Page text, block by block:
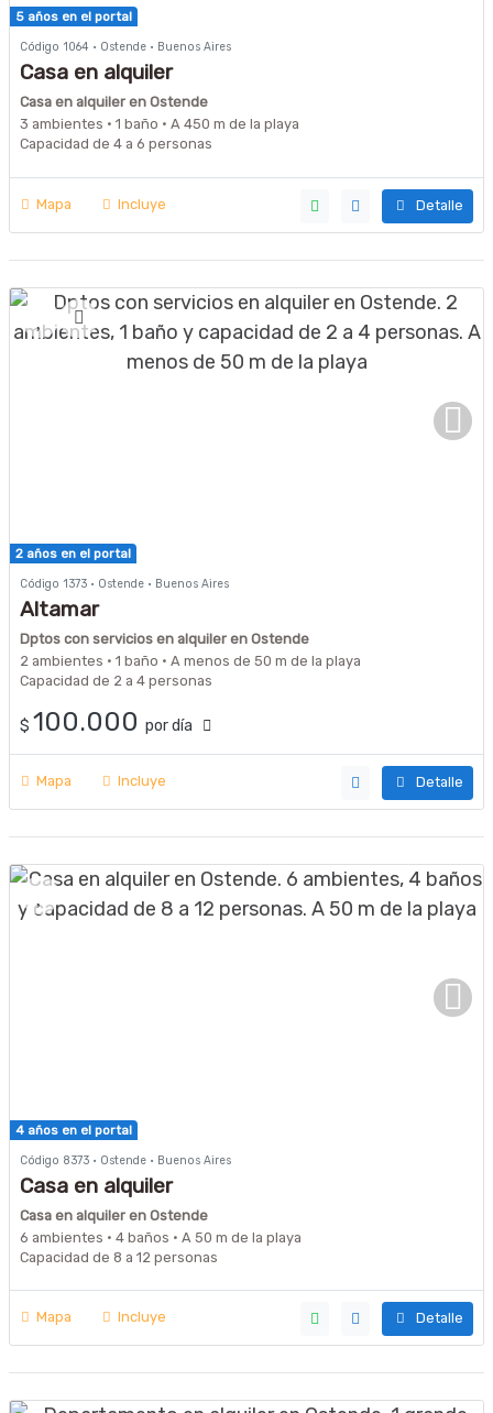
5 años en el portal
Código 1064 · Ostende · Buenos Aires
Casa en alquiler
Casa en alquiler en Ostende
3 ambientes · 1 baño · A 450 m de la playa
Capacidad de 4 a 6 personas
Mapa Incluye Detalle
2 años en el portal
Código 1373 · Ostende · Buenos Aires
Altamar
Dptos con servicios en alquiler en Ostende
2 ambientes · 1 baño · A menos de 50 m de la playa
Capacidad de 2 a 4 personas
$ 100.000 por día
Mapa Incluye Detalle
4 años en el portal
Código 8373 · Ostende · Buenos Aires
Casa en alquiler
Casa en alquiler en Ostende
6 ambientes · 4 baños · A 50 m de la playa
Capacidad de 8 a 12 personas
Mapa Incluye Detalle